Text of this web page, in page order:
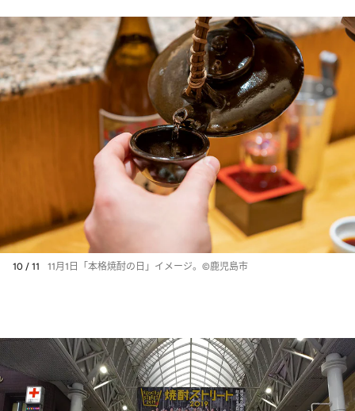
10 / 11 11月1日「本格焼酎の日」イメージ。©鹿児島市